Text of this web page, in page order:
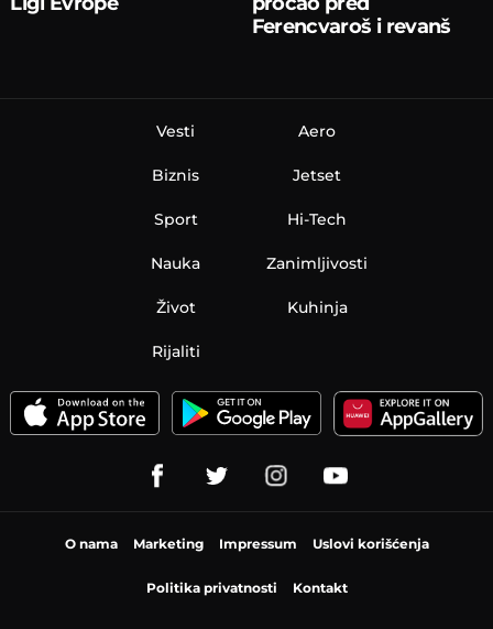
Ferencvaroš i revanš
Vesti
Biznis
Sport
Nauka
Aero
Jetset
Hi-Tech
Zanimljivosti
Život Kuhinja
Rijaliti
O nama Marketing Impressum Uslovi korišćenja
Politika privatnosti Kontakt